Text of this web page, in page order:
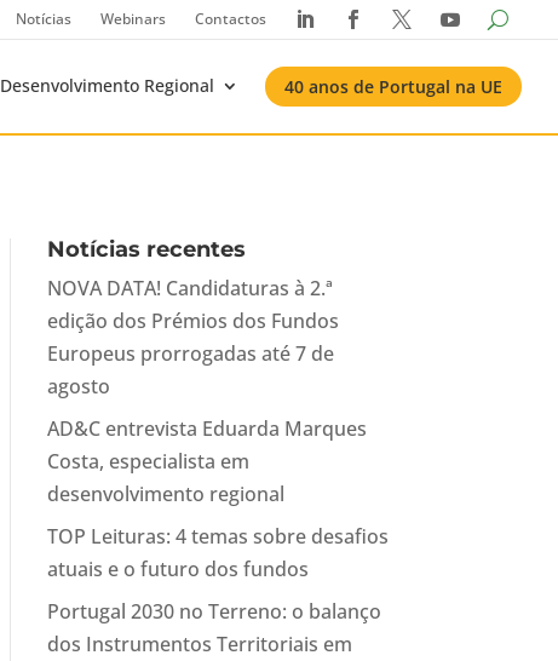
Notícias Webinars Contactos    
Desenvolvimento Regional 40 anos de Portugal na UE
Notícias recentes
NOVA DATA! Candidaturas à 2.ª
edição dos Prémios dos Fundos
Europeus prorrogadas até 7 de
agosto
AD&C entrevista Eduarda Marques
Costa, especialista em
desenvolvimento regional
TOP Leituras: 4 temas sobre desafios
atuais e o futuro dos fundos
Portugal 2030 no Terreno: o balanço
dos Instrumentos Territoriais em